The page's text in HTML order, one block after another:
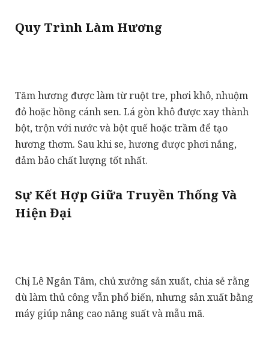
Quy Trình Làm Hương
Tăm hương được làm từ ruột tre, phơi khô, nhuộm
đỏ hoặc hồng cánh sen. Lá gòn khô được xay thành
bột, trộn với nước và bột quế hoặc trầm để tạo
hương thơm. Sau khi se, hương được phơi nắng,
đảm bảo chất lượng tốt nhất.
Sự Kết Hợp Giữa Truyền Thống Và
Hiện Đại
Chị Lê Ngân Tâm, chủ xưởng sản xuất, chia sẻ rằng
dù làm thủ công vẫn phổ biến, nhưng sản xuất bằng
máy giúp nâng cao năng suất và mẫu mã.